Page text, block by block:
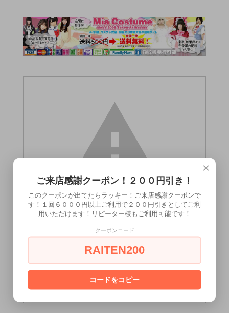
ップ）は18歳未満の方には販売できませ
[ はい ] [ いいえ ]
×
ご来店感謝クーポン！２００円引き！
このクーポンが出てたらラッキー！ご来店感謝クーポンで
す！１回６０００円以上ご利用で２００円引きとしてご利
用いただけます！リピーター様もご利用可能です！
クーポンコード
RAITEN200
コードをコピー